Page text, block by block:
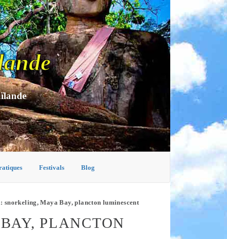
Festivals Blog
snorkeling, Maya Bay, plancton luminescent
PLANCTON